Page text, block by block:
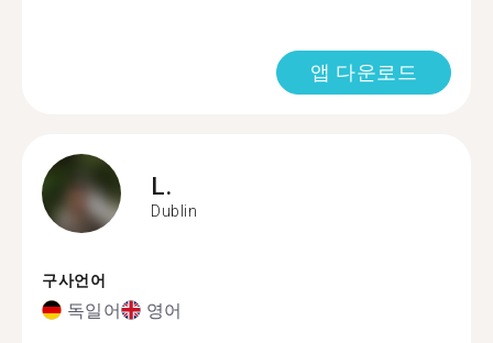
앱 다운로드
L.
Dublin
구사언어
독일어 영어